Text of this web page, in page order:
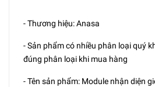
- Thương hiệu: Anasa
- Sản phẩm có nhiều phân loại quý
đúng phân loại khi mua hàng
- Tên sản phẩm: Module nhận diện